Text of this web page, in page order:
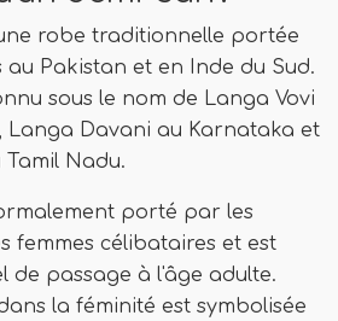
robe traditionnelle portée
au Pakistan et en Inde du Sud.
sous le nom de Langa Vovi
Langa Davani au Karnataka et
Nadu.
porté par les
femmes célibataires et est
de passage à l'âge adulte.
la féminité est symbolisée